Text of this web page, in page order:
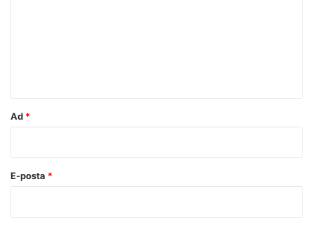
Ad *
E-posta *